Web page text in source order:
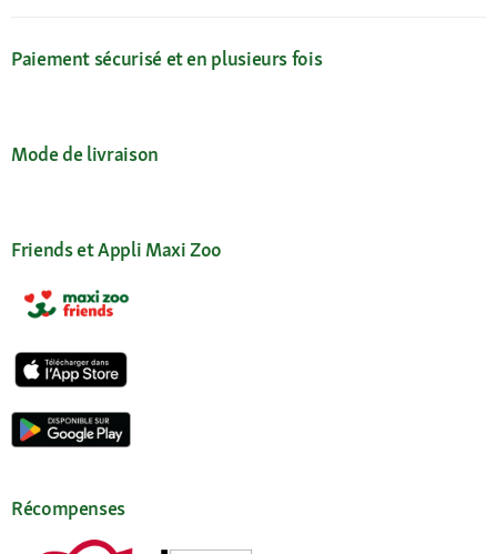
Paiement sécurisé et en plusieurs fois
Mode de livraison
Friends et Appli Maxi Zoo
Récompenses